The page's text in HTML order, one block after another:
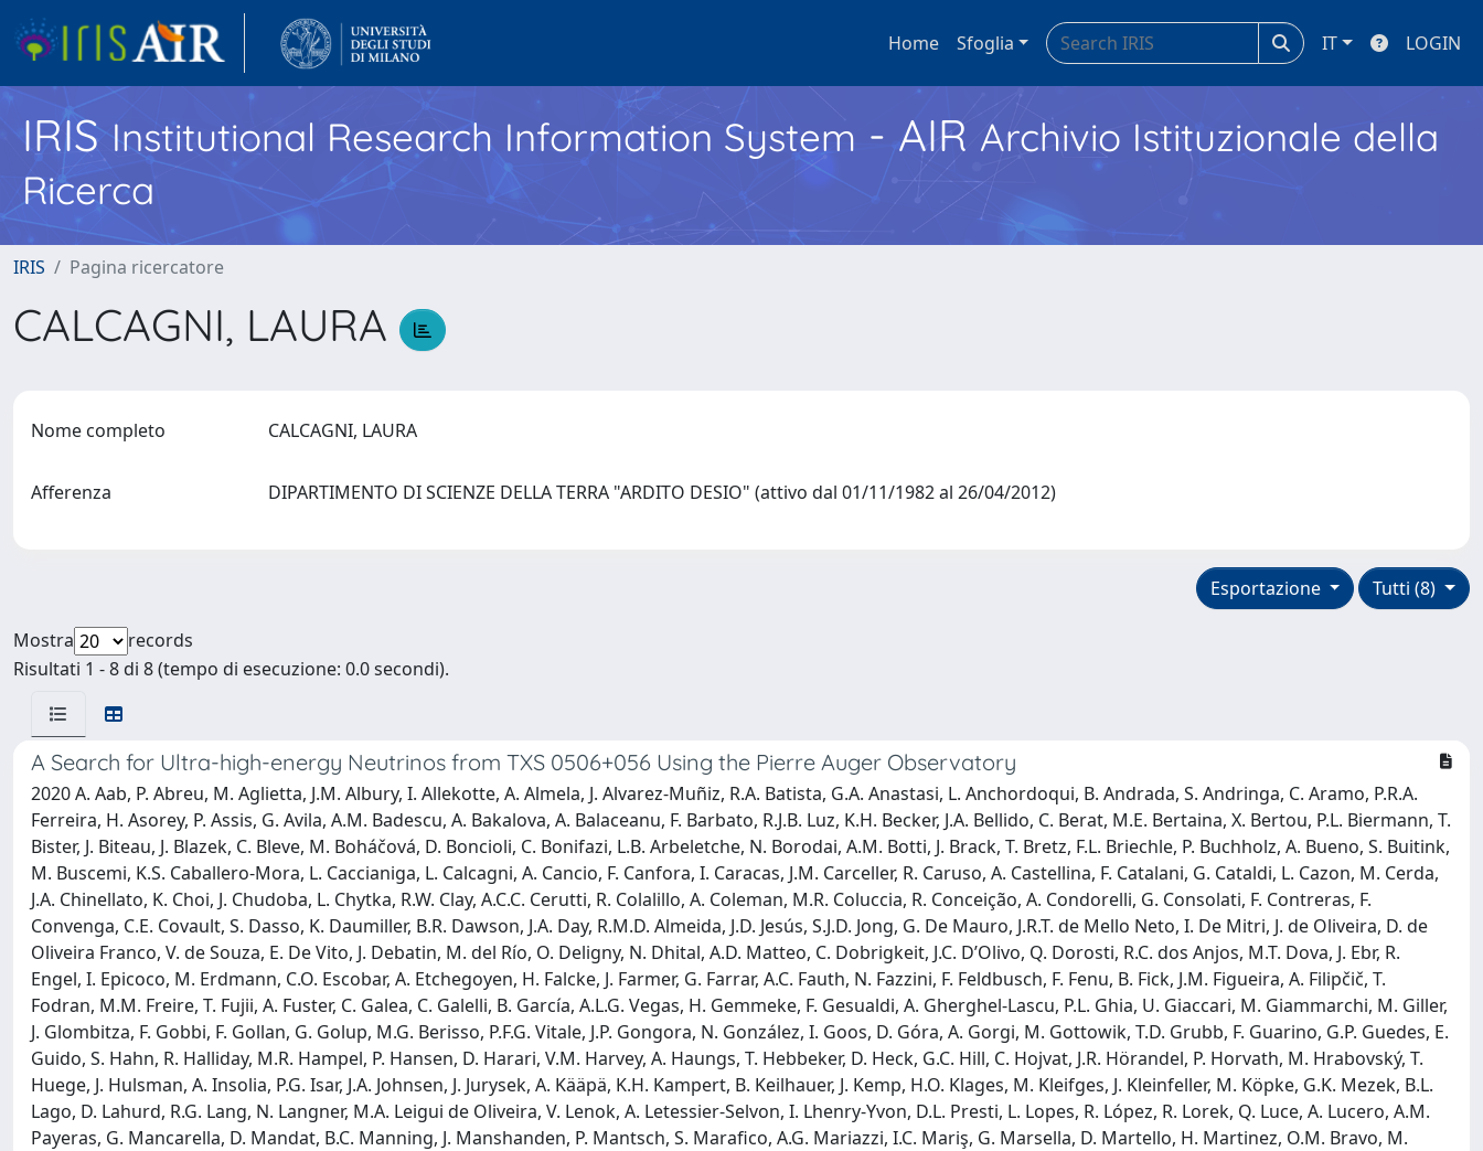
Home Sfoglia IT LOGIN
IRISInstitutional Research Information System - AIR Archivio Istituzionale della
Ricerca
IRIS Pagina ricercatore
CALCAGNI, LAURA
Nome completo CALCAGNI, LAURA
Afferenza DIPARTIMENTO DI SCIENZE DELLA TERRA "ARDITO DESIO" (attivo dal 01/11/1982 al 26/04/2012)
Tutti (8)
Esportazione
Mostra
records
Risultati 1 - 8 di 8 (tempo di esecuzione: 0.0 secondi).
A Search for Ultra-high-energy Neutrinos from TXS 0506+056 Using the Pierre Auger Observatory
2020 A. Aab, P. Abreu, M. Aglietta, J.M. Albury, I. Allekotte, A. Almela, J. Alvarez-Muñiz, R.A. Batista, G.A. Anastasi, L. Anchordoqui, B. Andrada, S. Andringa, C. Aramo, P.R.A.
Ferreira, H. Asorey, P. Assis, G. Avila, A.M. Badescu, A. Bakalova, A. Balaceanu, F. Barbato, R.J.B. Luz, K.H. Becker, J.A. Bellido, C. Berat, M.E. Bertaina, X. Bertou, P.L. Biermann, T.
Bister, J. Biteau, J. Blazek, C. Bleve, M. Boháčová, D. Boncioli, C. Bonifazi, L.B. Arbeletche, N. Borodai, A.M. Botti, J. Brack, T. Bretz, F.L. Briechle, P. Buchholz, A. Bueno, S. Buitink,
M. Buscemi, K.S. Caballero-Mora, L. Caccianiga, L. Calcagni, A. Cancio, F. Canfora, I. Caracas, J.M. Carceller, R. Caruso, A. Castellina, F. Catalani, G. Cataldi, L. Cazon, M. Cerda,
J.A. Chinellato, K. Choi, J. Chudoba, L. Chytka, R.W. Clay, A.C.C. Cerutti, R. Colalillo, A. Coleman, M.R. Coluccia, R. Conceição, A. Condorelli, G. Consolati, F. Contreras, F.
Convenga, C.E. Covault, S. Dasso, K. Daumiller, B.R. Dawson, J.A. Day, R.M.D. Almeida, J.D. Jesús, S.J.D. Jong, G. De Mauro, J.R.T. de Mello Neto, I. De Mitri, J. de Oliveira, D. de
Oliveira Franco, V. de Souza, E. De Vito, J. Debatin, M. del Río, O. Deligny, N. Dhital, A.D. Matteo, C. Dobrigkeit, J.C. D’Olivo, Q. Dorosti, R.C. dos Anjos, M.T. Dova, J. Ebr, R.
Engel, I. Epicoco, M. Erdmann, C.O. Escobar, A. Etchegoyen, H. Falcke, J. Farmer, G. Farrar, A.C. Fauth, N. Fazzini, F. Feldbusch, F. Fenu, B. Fick, J.M. Figueira, A. Filipčič, T.
Fodran, M.M. Freire, T. Fujii, A. Fuster, C. Galea, C. Galelli, B. García, A.L.G. Vegas, H. Gemmeke, F. Gesualdi, A. Gherghel-Lascu, P.L. Ghia, U. Giaccari, M. Giammarchi, M. Giller,
J. Glombitza, F. Gobbi, F. Gollan, G. Golup, M.G. Berisso, P.F.G. Vitale, J.P. Gongora, N. González, I. Goos, D. Góra, A. Gorgi, M. Gottowik, T.D. Grubb, F. Guarino, G.P. Guedes, E.
Guido, S. Hahn, R. Halliday, M.R. Hampel, P. Hansen, D. Harari, V.M. Harvey, A. Haungs, T. Hebbeker, D. Heck, G.C. Hill, C. Hojvat, J.R. Hörandel, P. Horvath, M. Hrabovský, T.
Huege, J. Hulsman, A. Insolia, P.G. Isar, J.A. Johnsen, J. Jurysek, A. Kääpä, K.H. Kampert, B. Keilhauer, J. Kemp, H.O. Klages, M. Kleifges, J. Kleinfeller, M. Köpke, G.K. Mezek, B.L.
Lago, D. Lahurd, R.G. Lang, N. Langner, M.A. Leigui de Oliveira, V. Lenok, A. Letessier-Selvon, I. Lhenry-Yvon, D.L. Presti, L. Lopes, R. López, R. Lorek, Q. Luce, A. Lucero, A.M.
Payeras, G. Mancarella, D. Mandat, B.C. Manning, J. Manshanden, P. Mantsch, S. Marafico, A.G. Mariazzi, I.C. Mariş, G. Marsella, D. Martello, H. Martinez, O.M. Bravo, M.